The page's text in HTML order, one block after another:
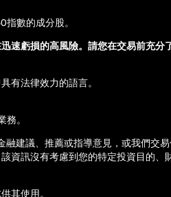
數的成分股。
速虧損的高風險。請您在交易前充分
有法律效力的語言。
。
建議、推薦或指導意見，或我們交
資訊沒有考慮到您的特定投資目的、
其使用。